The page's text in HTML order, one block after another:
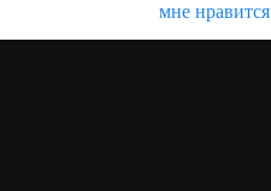
мне нравится